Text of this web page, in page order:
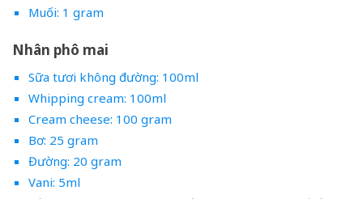
Muối: 1 gram
Nhân phô mai
Sữa tươi không đường: 100ml
Whipping cream: 100ml
Cream cheese: 100 gram
Bơ: 25 gram
Đường: 20 gram
Vani: 5ml